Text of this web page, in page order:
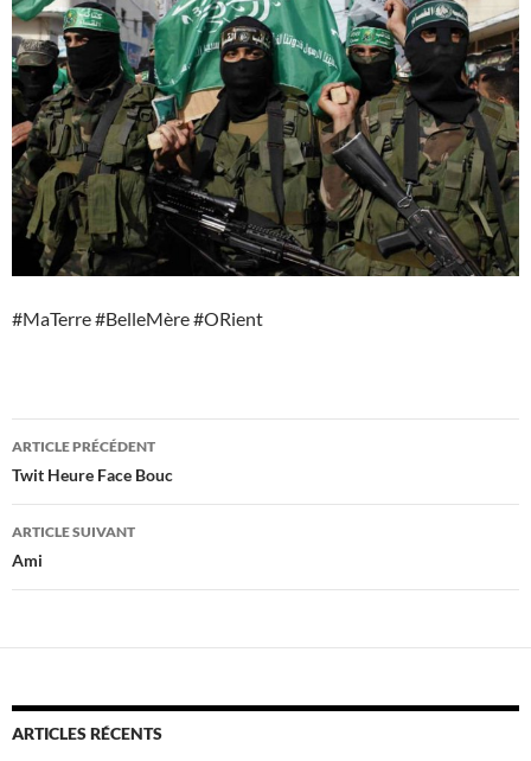
#MaTerre #BelleMère #ORient
Navigation
des
articles
ARTICLE PRÉCÉDENT
Twit Heure Face Bouc
ARTICLE SUIVANT
Ami
ARTICLES RÉCENTS